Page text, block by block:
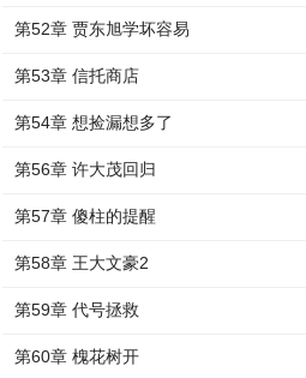
第52章 贾东旭学坏容易
第53章 信托商店
第54章 想捡漏想多了
第56章 许大茂回归
第57章 傻柱的提醒
第58章 王大文豪2
第59章 代号拯救
第60章 槐花树开